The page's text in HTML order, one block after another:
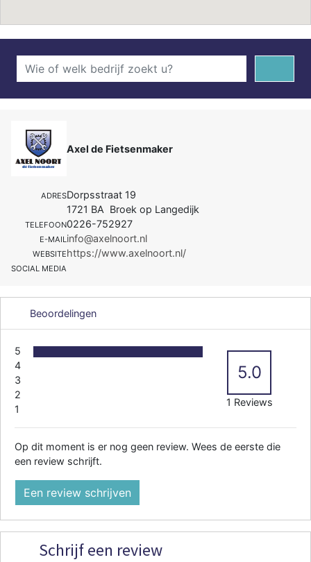
Axel de Fietsenmaker
ADRESDorpsstraat 19
1721 BA Broek op Langedijk
TELEFOON0226-752927
E-MAILinfo@axelnoort.nl
WEBSITEhttps://www.axelnoort.nl/
SOCIAL MEDIA
Beoordelingen
5
4
3
2
1
5.0
1 Reviews
Op dit moment is er nog geen review. Wees de eerste die
een review schrijft.
Een review schrijven
Schrijf een review